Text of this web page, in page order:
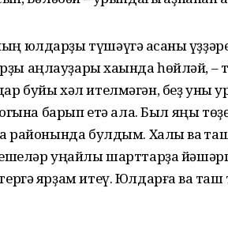
юлдарҙы түшәүгә аҡсаны
аңлауҙары хаҡында һөйләй, –
буйы хәл ителмәгән, беҙ уны
барып етә ала. Был яңы
районында булдым. Халыҡ ваҡ
уңайлы шарттарҙа
ярҙам итеү. Юлдарға ваҡ